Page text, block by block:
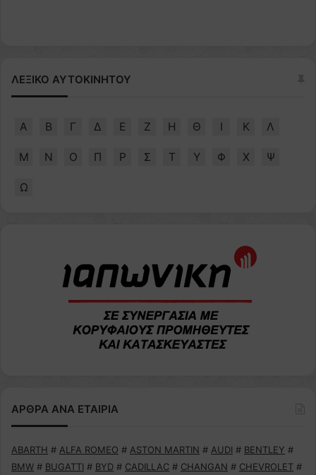
ΛΕΞΙΚΟ ΑΥΤΟΚΙΝΗΤΟΥ
Α Β Γ Δ Ε Ζ Η Θ Ι Κ Λ
Μ Ν Ο Π Ρ Σ Τ Υ Φ Χ Ψ
Ω
ΑΡΘΡΑ ΑΝΑ ΕΤΑΙΡΙΑ
ABARTH # ALFA ROMEO # ASTON MARTIN # AUDI # BENTLEY #
BMW # BUGATTI # BYD # CADILLAC # CHANGAN # CHEVROLET #